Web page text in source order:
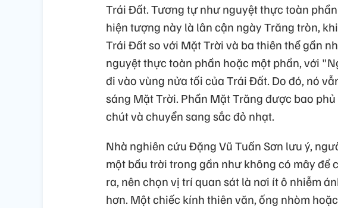
Trái Đất. Tương tự như nguyệt thực toàn
hiện tượng này là lân cận ngày Trăng tròn,
Trái Đất so với Mặt Trời và ba thiên thể gần
nguyệt thực toàn phần hoặc một phần, với
đi vào vùng nửa tối của Trái Đất. Do đó, nó
sáng Mặt Trời. Phần Mặt Trăng được bao
chút và chuyển sang sắc đỏ nhạt.
Nhà nghiên cứu Đặng Vũ Tuấn Sơn lưu ý,
một bầu trời trong gần như không có mây để
ra, nên chọn vị trí quan sát là nơi ít ô nhiễm
hơn. Một chiếc kính thiên văn, ống nhòm